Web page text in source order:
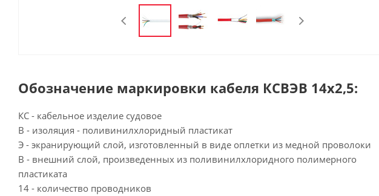
Обозначение маркировки кабеля КСВЭВ 14х2,5:
КС - кабельное изделие судовое
В - изоляция - поливинилхлоридный пластикат
Э - экранирующий слой, изготовленный в виде оплетки из медной проволоки
В - внешний слой, произведенных из поливинилхлоридного полимерного
пластиката
14 - количество проводников